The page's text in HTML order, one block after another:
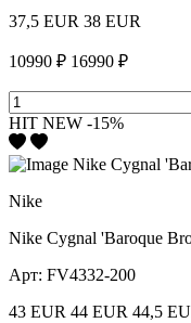
37,5 EUR 38 EUR
10990 ₽ 16990 ₽
HIT NEW -15%
Nike
Nike Cygnal 'Baroque
Арт: FV4332-200
43 EUR 44 EUR 44,5